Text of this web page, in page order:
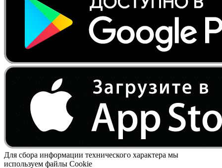
Для сбора информации технического характера мы
используем файлы Cookie